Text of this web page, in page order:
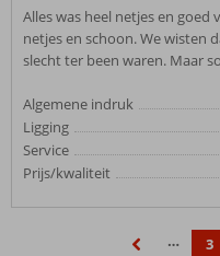
Alles was heel netjes en goed
netjes en schoon. We wisten
slecht ter been waren. Maar
Algemene indruk
Ligging
Service
Prijs/kwaliteit
… 3